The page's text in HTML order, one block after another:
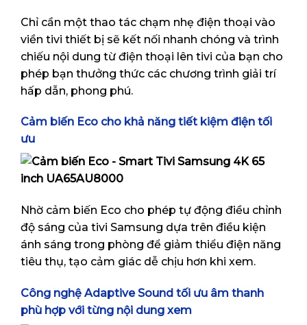
Chỉ cần một thao tác chạm nhẹ điện thoại vào
viền tivi thiết bị sẽ kết nối nhanh chóng và trình
chiếu nội dung từ điện thoại lên tivi của bạn cho
phép bạn thưởng thức các chương trình giải trí
hấp dẫn, phong phú.
Cảm biến Eco cho khả năng tiết kiệm điện tối
ưu
Nhờ cảm biến Eco cho phép tự động điều chỉnh
độ sáng của tivi Samsung dựa trên điều kiện
ánh sáng trong phòng để giảm thiểu điện năng
tiêu thụ, tạo cảm giác dễ chịu hơn khi xem.
Công nghệ Adaptive Sound tối ưu âm thanh
phù hợp với từng nội dung xem